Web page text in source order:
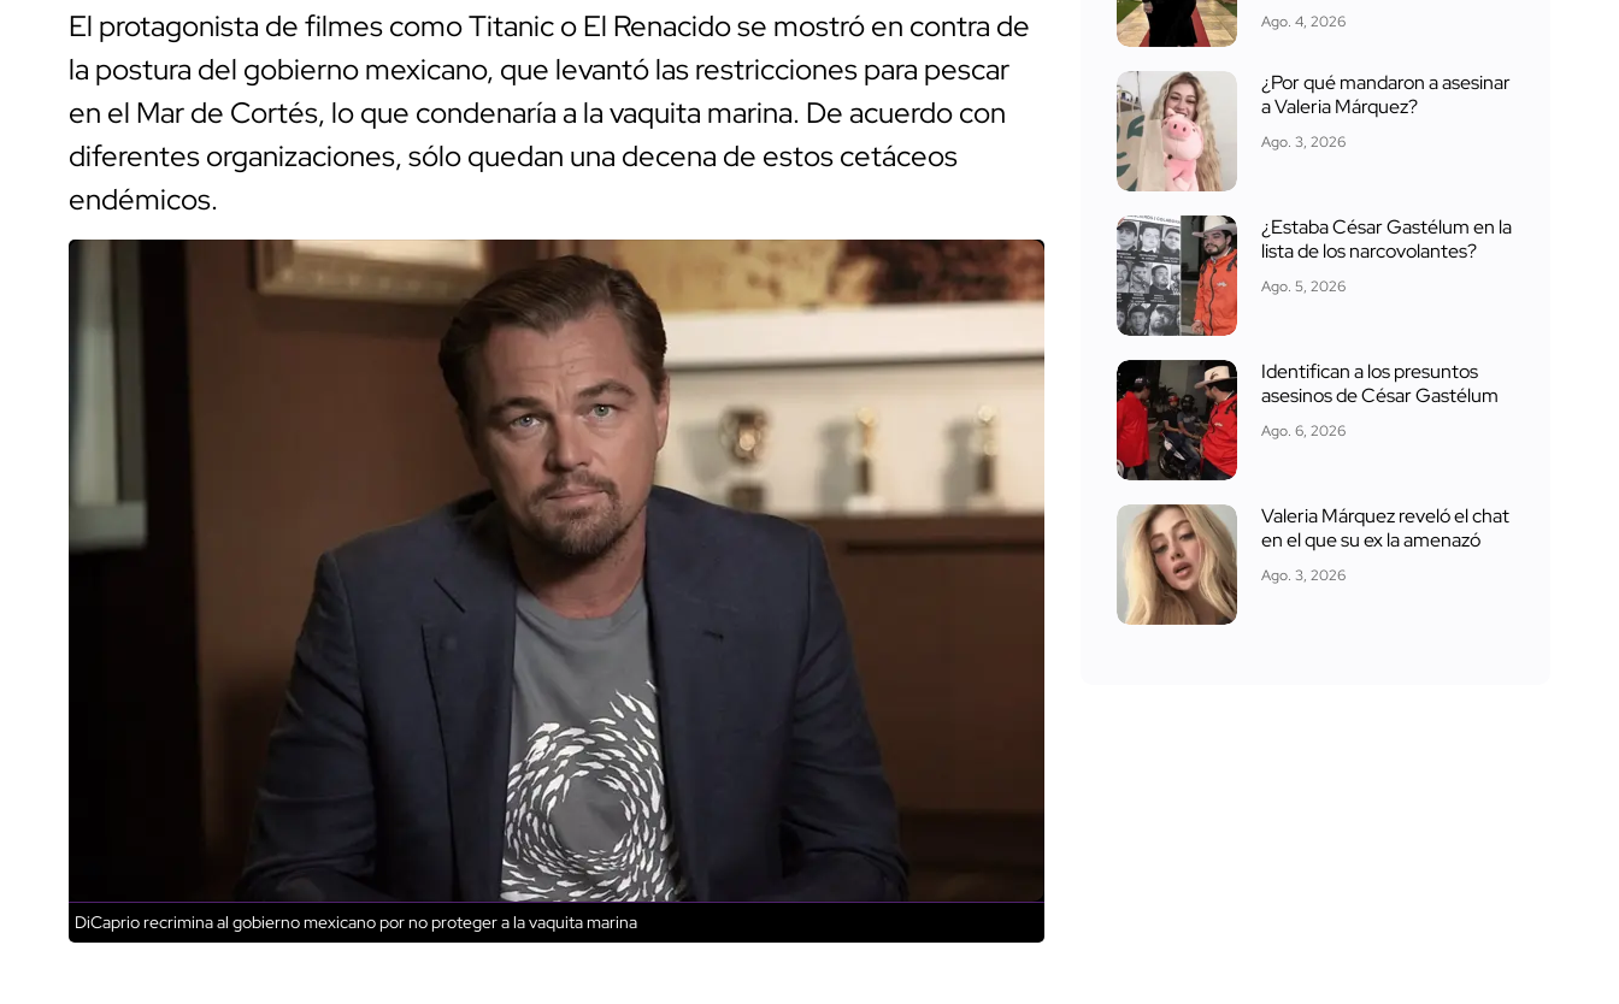
El protagonista de filmes como Titanic o El Renacido se mostró en contra de
la postura del gobierno mexicano, que levantó las restricciones para pescar
en el Mar de Cortés, lo que condenaría a la vaquita marina. De acuerdo con
diferentes organizaciones, sólo quedan una decena de estos cetáceos
endémicos.
DiCaprio recrimina al gobierno mexicano por no proteger a la vaquita marina
Ago. 4, 2026
¿Por qué mandaron a asesinar
a Valeria Márquez?
Ago. 3, 2026
¿Estaba César Gastélum en la
lista de los narcovolantes?
Ago. 5, 2026
Identifican a los presuntos
asesinos de César Gastélum
Ago. 6, 2026
Valeria Márquez reveló el chat
en el que su ex la amenazó
Ago. 3, 2026